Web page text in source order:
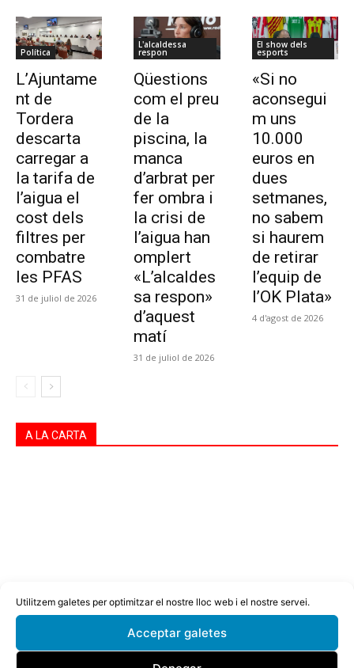
Utilitzem galetes per optimitzar el nostre lloc web i el nostre servei.
Acceptar galetes
Política
L’Ajuntame
nt de
Tordera
descarta
carregar a
la tarifa de
l’aigua el
cost dels
filtres per
combatre
les PFAS
31 de juliol de 2026
L'alcaldessa
respon
Qüestions
com el preu
de la
piscina, la
manca
d’arbrat per
fer ombra i
la crisi de
l’aigua han
omplert
«L’alcaldes
sa respon»
d’aquest
matí
31 de juliol de 2026
El show dels
esports
«Si no
aconsegui
m uns
10.000
euros en
dues
setmanes,
no sabem
si haurem
de retirar
l’equip de
l’OK Plata»
4 d'agost de 2026
A LA CARTA